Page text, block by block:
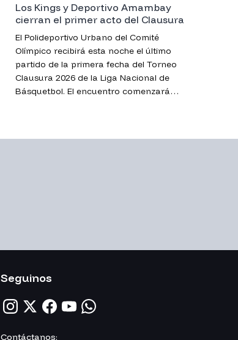
amplio operativo de seguridad.
Los Kings y Deportivo Amambay
cierran el primer acto del Clausura
El Polideportivo Urbano del Comité
Olímpico recibirá esta noche el último
partido de la primera fecha del Torneo
Clausura 2026 de la Liga Nacional de
Básquetbol. El encuentro comenzará
Seguinos
Contáctanos: